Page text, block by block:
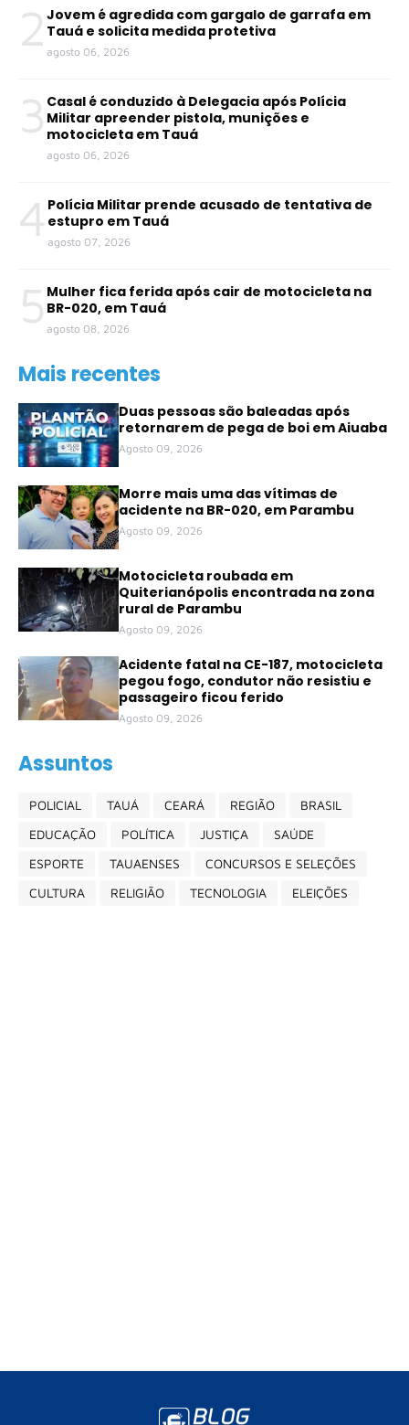
2 Jovem é agredida com gargalo de garrafa em
Tauá e solicita medida protetiva
agosto 06, 2026
3 Casal é conduzido à Delegacia após Polícia
Militar apreender pistola, munições e
motocicleta em Tauá
agosto 06, 2026
4 Polícia Militar prende acusado de tentativa de
estupro em Tauá
agosto 07, 2026
5 Mulher fica ferida após cair de motocicleta na
BR-020, em Tauá
agosto 08, 2026
Mais recentes
Duas pessoas são baleadas após
retornarem de pega de boi em Aiuaba
Agosto 09, 2026
Morre mais uma das vítimas de
acidente na BR-020, em Parambu
Agosto 09, 2026
Motocicleta roubada em
Quiterianópolis encontrada na zona
rural de Parambu
Agosto 09, 2026
Acidente fatal na CE-187, motocicleta
pegou fogo, condutor não resistiu e
passageiro ficou ferido
Agosto 09, 2026
Assuntos
POLICIAL TAUÁ CEARÁ REGIÃO
BRASIL
EDUCAÇÃO
POLÍTICA JUSTIÇA
SAÚDE
ESPORTE
TAUAENSES
CONCURSOS E SELEÇÕES
CULTURA
RELIGIÃO TECNOLOGIA ELEIÇÕES